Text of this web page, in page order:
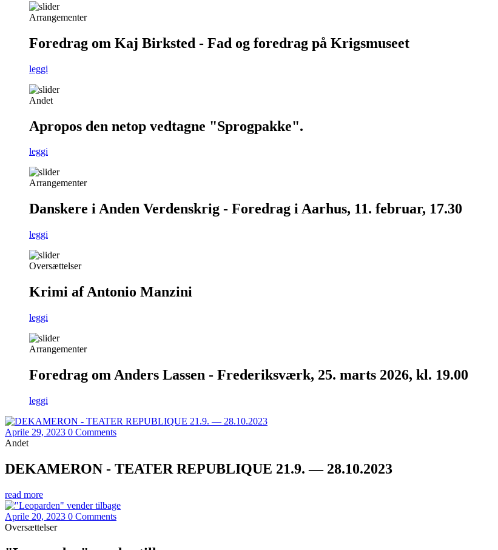
Arrangementer
Foredrag om Kaj Birksted - Fad og foredrag på Krigsmuseet
leggi
Andet
Apropos den netop vedtagne "Sprogpakke".
leggi
Arrangementer
Danskere i Anden Verdenskrig - Foredrag i Aarhus, 11. februar, 17.30
leggi
Oversættelser
Krimi af Antonio Manzini
leggi
Arrangementer
Foredrag om Anders Lassen - Frederiksværk, 25. marts 2026, kl. 19.00
leggi
Aprile 29, 2023 0 Comments
Andet
DEKAMERON - TEATER REPUBLIQUE 21.9. — 28.10.2023
read more
Aprile 20, 2023 0 Comments
Oversættelser